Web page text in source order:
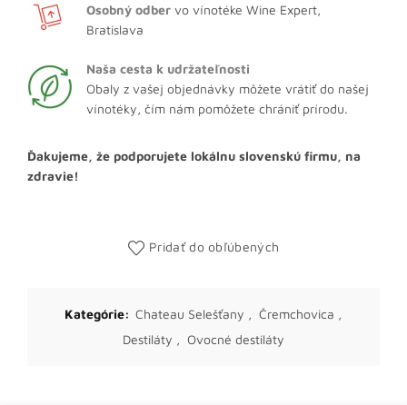
Osobný odber vo vínotéke Wine Expert,
Bratislava
Naša cesta k udržateľnosti
Obaly z vašej objednávky môžete vrátiť do našej
vínotéky, čím nám pomôžete chrániť prírodu.
Ďakujeme, že podporujete lokálnu slovenskú firmu, na
zdravie!
Pridať do obľúbených
Kategórie: Chateau Selešťany , Čremchovica ,
Destiláty , Ovocné destiláty